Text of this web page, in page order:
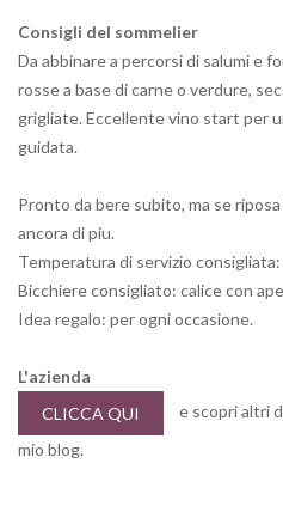
Consigli del sommelier
Da abbinare a percorsi di salumi e
rosse a base di carne o verdure,
grigliate. Eccellente vino start per
guidata.
Pronto da bere subito, ma se
ancora di piu.
Temperatura di servizio
Bicchiere consigliato: calice con
Idea regalo: per ogni occasione.
L'azienda
CLICCA QUI
e scopri altri
mio blog.